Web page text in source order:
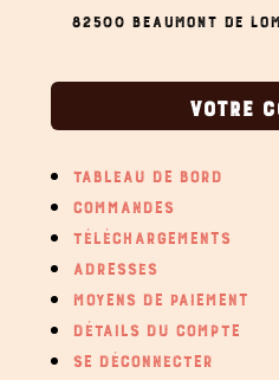
82500 BEAUMONT DE
VOTRE
TABLEAU DE BORD
COMMANDES
TÉLÉCHARGEMENTS
ADRESSES
MOYENS DE PAIEMENT
DÉTAILS DU COMPTE
SE DÉCONNECTER